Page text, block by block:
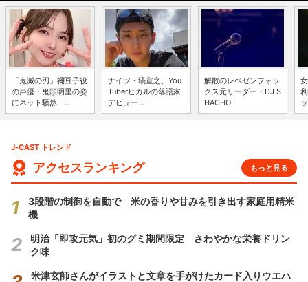
「鬼滅の刃」禰豆子役
の声優・鬼頭明里の姿
にネット騒然 ...
ナイツ・塙宣之、You
Tuberヒカルの落語家
デビュー...
解散のレペゼンフォッ
クス元リーダー・DJ S
HACHO...
J-CAST トレンド
アクセスランキング もっと見る
3段階の制御を自動で 米の香りや甘みを引き出す家庭用精米
機
明治「即攻元気」初のグミ期間限定 さわやかな栄養ドリン
ク味
米津玄師さんがイラストと文章を手がけたカード入りウエハ